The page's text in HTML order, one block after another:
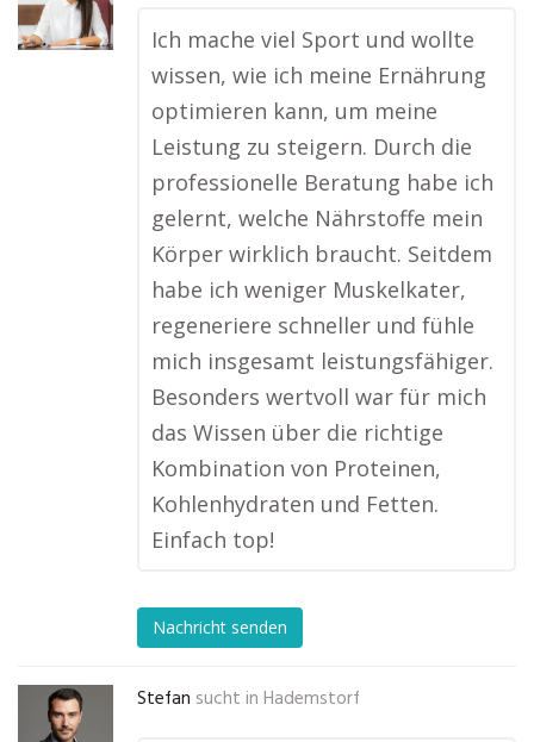
Ich mache viel Sport und wollte
wissen, wie ich meine Ernährung
optimieren kann, um meine
Leistung zu steigern. Durch die
professionelle Beratung habe ich
gelernt, welche Nährstoffe mein
Körper wirklich braucht. Seitdem
habe ich weniger Muskelkater,
regeneriere schneller und fühle
mich insgesamt leistungsfähiger.
Besonders wertvoll war für mich
das Wissen über die richtige
Kombination von Proteinen,
Kohlenhydraten und Fetten.
Einfach top!
Nachricht senden
Stefan sucht in Hademstorf